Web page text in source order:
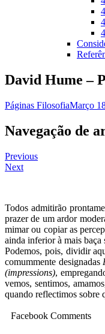
David Hume –
Páginas FilosofiaMarço
Navegação de
Previous
Next
Todos admitirão
prazer de um ardor
mimar ou copiar as
ainda inferior à mais baça
Podemos, pois, dividir
comummente designadas
(impressions),
vemos, sentimos,
quando reflectimos sobre
Facebook Comments